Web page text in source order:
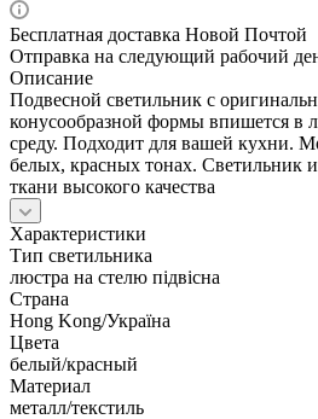
Бесплатная доставка Новой Почтой
Отправка на следующий рабочий
Описание
Подвесной светильник с
конусообразной формы впишется в
среду. Подходит для вашей кухни.
белых, красных тонах. Светильник
ткани высокого качества
Характеристики
Тип светильника
люстра на стелю підвісна
Страна
Hong Kong/Україна
Цвета
белый/красный
Материал
металл/текстиль